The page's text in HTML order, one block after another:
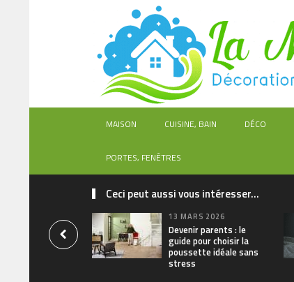
MAISON CUISINE, BAIN DÉCO
PORTES, FENÊTRES
Ceci peut aussi vous intéresser...
13 MARS 2026
Devenir parents : le
guide pour choisir la
poussette idéale sans
stress